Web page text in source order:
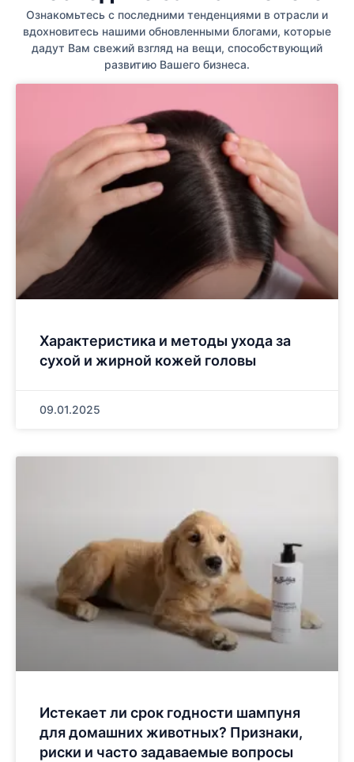
Ознакомьтесь с последними тенденциями в отрасли и
вдохновитесь нашими обновленными блогами, которые
дадут Вам свежий взгляд на вещи, способствующий
развитию Вашего бизнеса.
Характеристика и методы ухода за
сухой и жирной кожей головы
09.01.2025
Истекает ли срок годности шампуня
для домашних животных? Признаки,
риски и часто задаваемые вопросы